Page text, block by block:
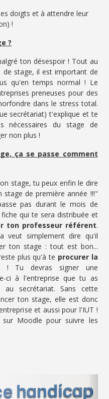
doigts et à attendre leur
!
?
ton désespoir ! Tout au
de stage, il est important de
qu'en temps normal ! Le
preneuses pour des
dans le stress total.
secrétariat) t'explique et te
nécessaires du stage de
non plus !
ça se passe comment
stage, tu peux enfin le dire
de première année !!!"
pas durant le mois de
qui te sera distribuée et
ton professeur référent.
veut simplement dire qu'il
ton stage : tout est bon...
plus qu'à te procurer la
! Tu devras signer une
ci à l'entreprise que tu as
secrétariat. Sans cette
ton stage, elle est donc
et aussi pour l'IUT !
Moodle pour suivre les